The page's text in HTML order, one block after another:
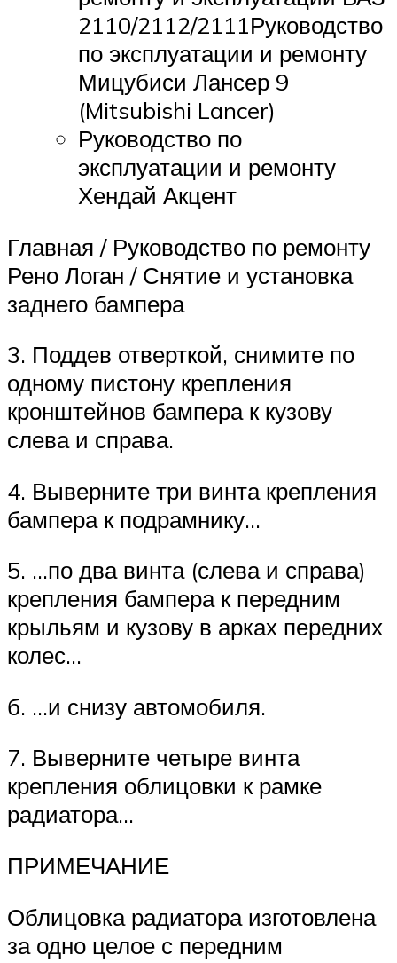
2110/2112/2111Руководство
по эксплуатации и ремонту
Мицубиси Лансер 9
(Mitsubishi Lancer)
Руководство по
эксплуатации и ремонту
Хендай Акцент
Главная / Руководство по ремонту
Рено Логан / Снятие и установка
заднего бампера
3. Поддев отверткой, снимите по
одному пистону крепления
кронштейнов бампера к кузову
слева и справа.
4. Выверните три винта крепления
бампера к подрамнику…
5. …по два винта (слева и справа)
крепления бампера к передним
крыльям и кузову в арках передних
колес…
б. …и снизу автомобиля.
7. Выверните четыре винта
крепления облицовки к рамке
радиатора…
ПРИМЕЧАНИЕ
Облицовка радиатора изготовлена
за одно целое с передним